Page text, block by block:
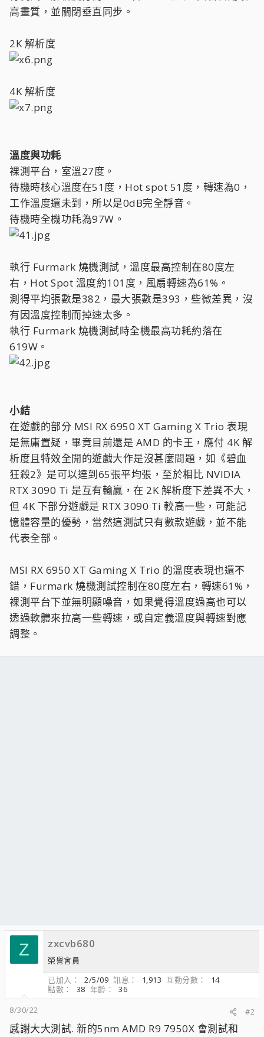
高畫質，並關閉垂直同步。
2K 解析度
4K 解析度
溫度與功耗
裸測平台，室溫27度。
待機時核心溫度在51度，Hot spot 51度，轉速為0，
工作溫度還未到，所以是0dB完全靜音。
待機時全機功耗為97W。
執行 Furmark 燒機測試，溫度最高控制在80度左
右，Hot Spot 溫度約101度，風扇轉速為61%。
測得平均張數是382，最大張數是393，些微差異，沒
有因溫度控制而掉速太多。
執行 Furmark 燒機測試時全機最高功耗約落在
619W。
小結
在遊戲的部分 MSI RX 6950 XT Gaming X Trio 表現
是無庸置疑，畢竟目前還是 AMD 的卡王，應付 4K 解
析度且特效全開的遊戲大作是沒甚麼問題，如《碧血
狂殺2》是可以達到65張平均張，至於相比 NVIDIA
RTX 3090 Ti 是互有輸贏，在 2K 解析度下差異不大，
但 4K 下部分遊戲是 RTX 3090 Ti 較高一些，可能記
憶體容量的優勢，當然這測試只有數款遊戲，並不能
代表全部。
MSI RX 6950 XT Gaming X Trio 的溫度表現也還不
錯，Furmark 燒機測試控制在80度左右，轉速61%，
裸測平台下並無明顯噪音，如果覺得溫度過高也可以
透過軟體來拉高一些轉速，或自定義溫度與轉速對應
調整。
Z zxcvb680
榮譽會員
已加入
2/5/09 訊息 1,913 互動分數
14
點數
38 年齡
36
8/30/22
#2
感謝大大測試. 新的5nm AMD R9 7950X 會測試和